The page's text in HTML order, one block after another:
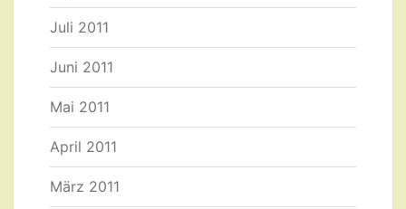
Juli 2011
Juni 2011
Mai 2011
April 2011
März 2011